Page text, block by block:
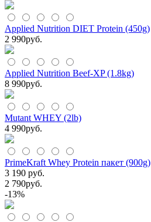
Applied Nutrition DIET Protein (450g)
2 990руб.
Applied Nutrition Beef-XP (1.8kg)
8 990руб.
Mutant WHEY (2lb)
4 990руб.
PrimeKraft Whey Protein пакет (900g)
3 190 руб.
2 790руб.
-13%